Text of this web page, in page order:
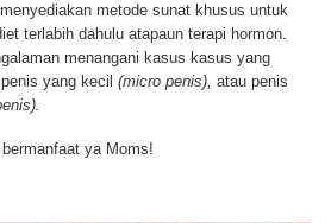
metode sunat khusus untuk
terlabih dahulu atapaun terapi hormon.
menangani kasus kasus yang
yang kecil (micro penis), atau penis
ya Moms!